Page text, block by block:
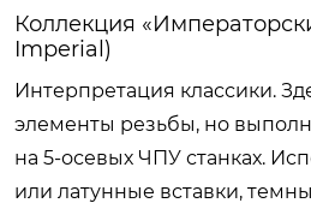
Коллекция
Imperial)
Интерпретация классики.
элементы резьбы, но
на 5-осевых ЧПУ станках.
или латунные вставки,